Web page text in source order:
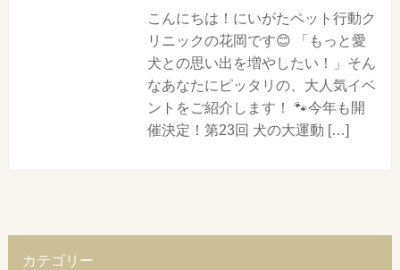
こんにちは！にいがたペット行動ク
リニックの花岡です😊 「もっと愛
犬との思い出を増やしたい！」そん
なあなたにピッタリの、大人気イベ
ントをご紹介します！ 🐾今年も開
催決定！第23回 犬の大運動 […]
カテゴリー